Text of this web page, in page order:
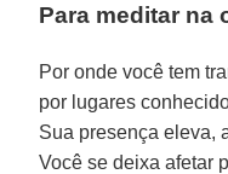
Para meditar na
Por onde você tem
por lugares
Sua presença eleva,
Você se deixa afetar